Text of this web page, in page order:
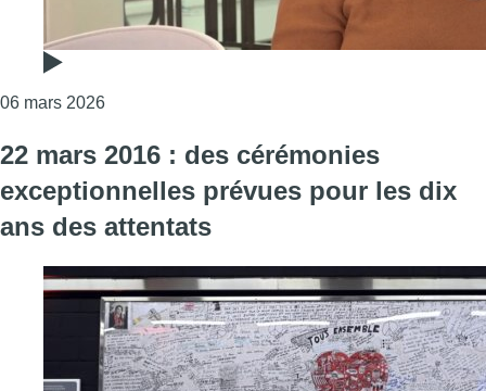
06 mars 2026Consulter l'article "Christelle Giovannetti,
22 mars 2016 : des cérémonies
exceptionnelles prévues pour les dix
ans des attentats